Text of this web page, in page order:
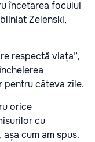
încetarea focului
Zelenski,
respectă viața”,
pentru câteva zile.
orice
cu
cum am spus.